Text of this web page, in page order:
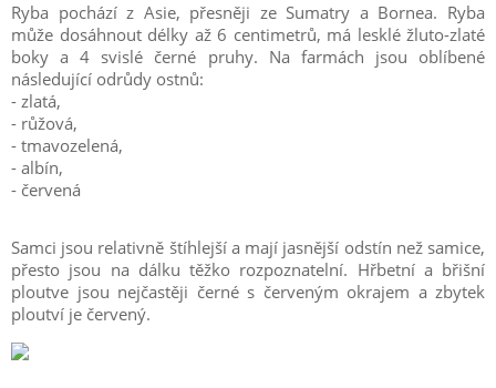
Ryba pochází z Asie, přesněji ze Sumatry a Bornea. Ryba
může dosáhnout délky až 6 centimetrů, má lesklé žluto-zlaté
boky a 4 svislé černé pruhy. Na farmách jsou oblíbené
následující odrůdy ostnů:
- zlatá,
- růžová,
- tmavozelená,
- albín,
- červená
Samci jsou relativně štíhlejší a mají jasnější odstín než samice,
přesto jsou na dálku těžko rozpoznatelní. Hřbetní a břišní
ploutve jsou nejčastěji černé s červeným okrajem a zbytek
ploutví je červený.